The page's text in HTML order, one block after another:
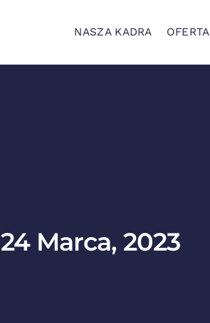
NASZA KADRA OFERTA
24 Marca, 2023